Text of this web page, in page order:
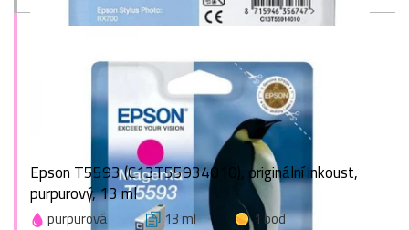
Epson T5593 (C13T55934010), originální inkoust,
purpurový, 13 ml
purpurová 13 ml
1 bod